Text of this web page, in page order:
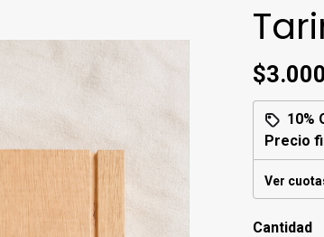
10%
Precio
Ver
Cantidad